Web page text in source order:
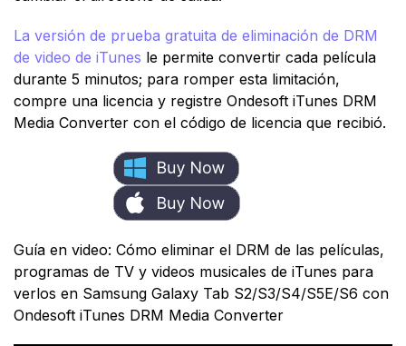
La versión de prueba gratuita de eliminación de DRM
de video de iTunes le permite convertir cada película
durante 5 minutos; para romper esta limitación,
compre una licencia y registre Ondesoft iTunes DRM
Media Converter con el código de licencia que recibió.
Guía en video: Cómo eliminar el DRM de las películas,
programas de TV y videos musicales de iTunes para
verlos en Samsung Galaxy Tab S2/S3/S4/S5E/S6 con
Ondesoft iTunes DRM Media Converter